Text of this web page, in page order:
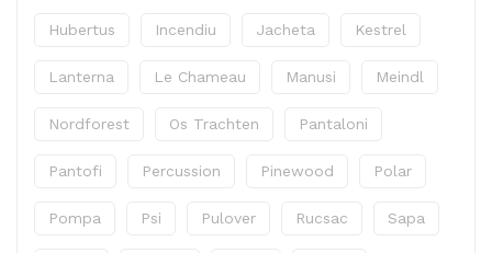
Hubertus Incendiu Jacheta Kestrel
Lanterna Le Chameau Manusi Meindl
Nordforest Os Trachten Pantaloni
Pantofi Percussion Pinewood Polar
Pompa Psi Pulover Rucsac Sapa